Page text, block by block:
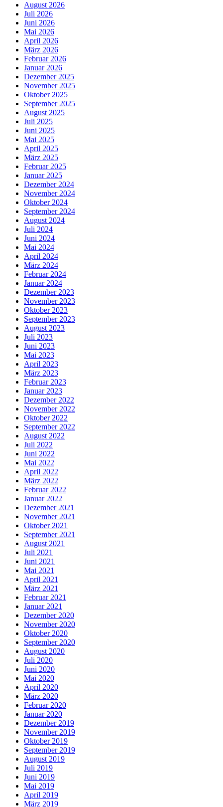
August 2026
Juli 2026
Juni 2026
Mai 2026
April 2026
März 2026
Februar 2026
Januar 2026
Dezember 2025
November 2025
Oktober 2025
September 2025
August 2025
Juli 2025
Juni 2025
Mai 2025
April 2025
März 2025
Februar 2025
Januar 2025
Dezember 2024
November 2024
Oktober 2024
September 2024
August 2024
Juli 2024
Juni 2024
Mai 2024
April 2024
März 2024
Februar 2024
Januar 2024
Dezember 2023
November 2023
Oktober 2023
September 2023
August 2023
Juli 2023
Juni 2023
Mai 2023
April 2023
März 2023
Februar 2023
Januar 2023
Dezember 2022
November 2022
Oktober 2022
September 2022
August 2022
Juli 2022
Juni 2022
Mai 2022
April 2022
März 2022
Februar 2022
Januar 2022
Dezember 2021
November 2021
Oktober 2021
September 2021
August 2021
Juli 2021
Juni 2021
Mai 2021
April 2021
März 2021
Februar 2021
Januar 2021
Dezember 2020
November 2020
Oktober 2020
September 2020
August 2020
Juli 2020
Juni 2020
Mai 2020
April 2020
März 2020
Februar 2020
Januar 2020
Dezember 2019
November 2019
Oktober 2019
September 2019
August 2019
Juli 2019
Juni 2019
Mai 2019
April 2019
März 2019